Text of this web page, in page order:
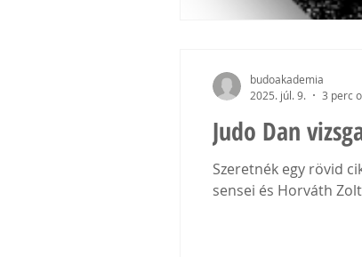
Judo Dan
Szeretnék egy rövid
sensei és Horváth
budoakademia
2025. júl. 9.
3 perc